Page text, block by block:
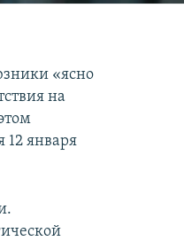
«ясно
на
12 января